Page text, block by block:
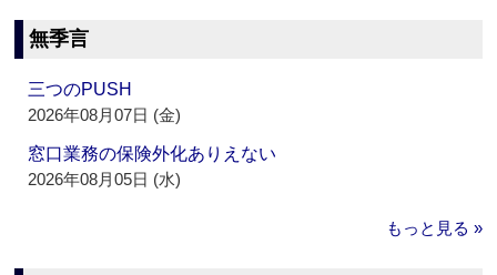
無季言
三つのPUSH
2026年08月07日 (金)
窓口業務の保険外化ありえない
2026年08月05日 (水)
もっと見る »